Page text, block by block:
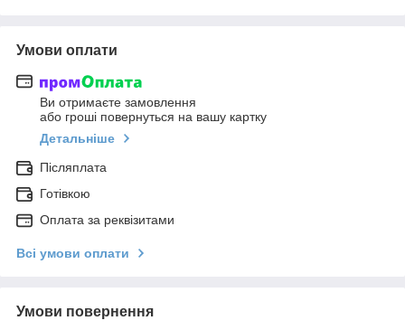
Умови оплати
Ви отримаєте замовлення
або гроші повернуться на вашу картку
Детальніше
Післяплата
Готівкою
Оплата за реквізитами
Всі умови оплати
Умови повернення